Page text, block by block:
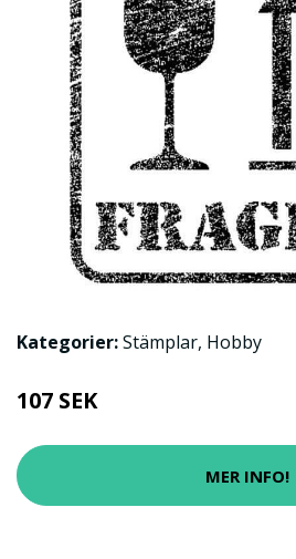
Kategorier:Stämplar, Hobby
107 SEK
MER INFO!